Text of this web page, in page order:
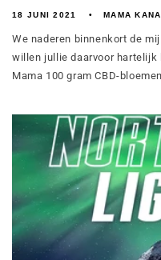
18 JUNI 2021 MAMA KANA
We naderen binnenkort de
willen jullie daarvoor hartelijk
Mama 100 gram CBD-